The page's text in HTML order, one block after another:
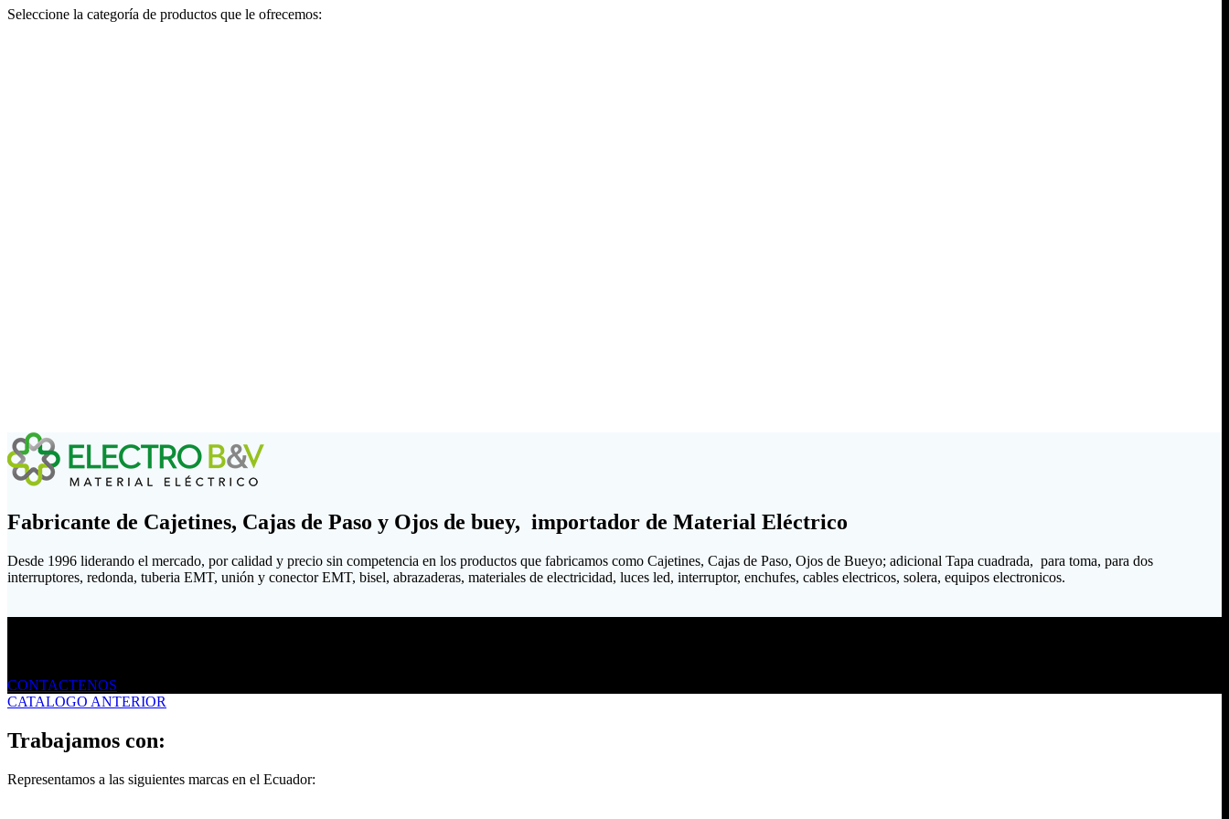
Seleccione la categoría de productos que le ofrecemos:
Fabricante de Cajetines, Cajas de Paso y Ojos de buey, importador de Material Eléctrico
Desde 1996 liderando el mercado, por calidad y precio sin competencia en los productos que fabricamos como Cajetines, Cajas de Paso, Ojos de Bueyo; adicional Tapa cuadrada, para toma, para dos
interruptores, redonda, tuberia EMT, unión y conector EMT, bisel, abrazaderas, materiales de electricidad, luces led, interruptor, enchufes, cables electricos, solera, equipos electronicos.
CONTACTENOS
CATALOGO ANTERIOR
Trabajamos con:
Representamos a las siguientes marcas en el Ecuador: